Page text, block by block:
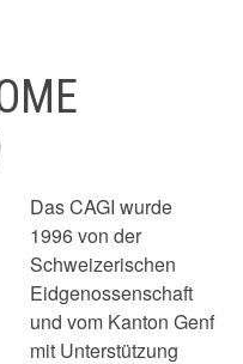
Das CAGI wurde
1996 von der
Schweizerischen
Eidgenossenschaft
und vom Kanton Genf
mit Unterstützung